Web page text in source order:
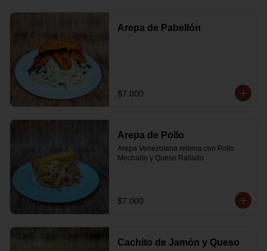
Arepa de Pabellón
$7.000
Arepa de Pollo
Arepa Venezolana rellena con Pollo
Mechado y Queso Rallado
$7.000
Cachito de Jamón y Queso